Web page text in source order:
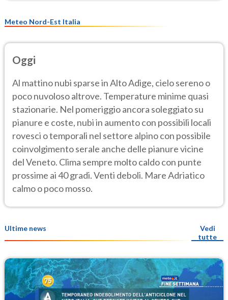
Meteo Nord-Est Italia
Oggi
Al mattino nubi sparse in Alto Adige, cielo sereno o
poco nuvoloso altrove. Temperature minime quasi
stazionarie. Nel pomeriggio ancora soleggiato su
pianure e coste, nubi in aumento con possibili locali
rovesci o temporali nel settore alpino con possibile
coinvolgimento serale anche delle pianure vicine
del Veneto. Clima sempre molto caldo con punte
prossime ai 40 gradi. Venti deboli. Mare Adriatico
calmo o poco mosso.
Ultime news
Vedi
tutte